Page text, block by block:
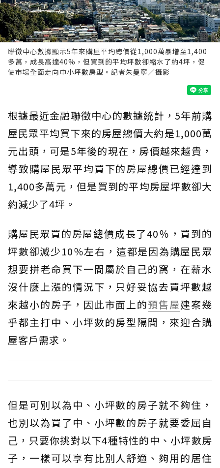
聯徵中心數據顯示5年來購屋平均總價從1,000萬暴增至1,400
多萬，成長高達40%，但買到的平均坪數卻縮水了約4坪，促
使市場全面走向中小坪數房型。記者朱曼寧／攝影
根據最近金融聯徵中心的數據統計，5年前購
屋民眾平均買下來的房屋總價大約是1,000萬
元出頭，可是5年後的現在，房價越來越貴，
導致購屋民眾平均買下的房屋總價已經達到
1,400多萬元，但是買到的平均房屋坪數卻大
約減少了4坪。
購屋民眾買的房屋總價成長了40％，買到的
坪數卻減少10％左右，這都是因為購屋民眾
想要拼老命買下一間屬於自己的窩，在薪水
沒什麼上漲的情況下，只好妥協去買坪數越
來越小的房子，因此市面上的預售屋建案幾
乎都主打中、小坪數的房型隔間，來迎合購
屋客戶需求。
但是可別以為中、小坪數的房子就不夠住，
也別以為買了中、小坪數的房子就要委屈自
己，只要你挑對以下4種特性的中、小坪數房
子，一樣可以享有比別人舒適、夠用的居住